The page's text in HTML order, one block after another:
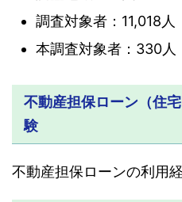
調査対象者：11,018人
本調査対象者：330人
不動産担保ローン（住
験
不動産担保ローンの利用